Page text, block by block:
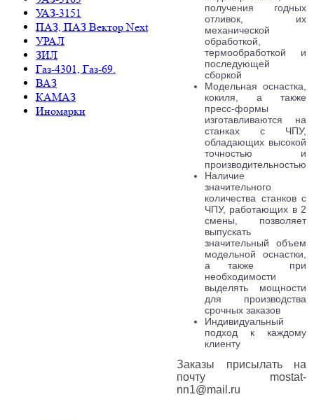
УАЗ-3151
ПАЗ, ПАЗ Вектор Next
УРАЛ
ЗИЛ
Газ-4301, Газ-69.
ВАЗ
КАМАЗ
Иномарки
получения годных
отливок, их
механической
обработкой,
термообработкой и
последующей
сборкой
Модельная оснастка,
кокиля, а также
пресс-формы
изготавливаются на
станках с ЧПУ,
обладающих высокой
точностью и
производительностью
Наличие
значительного
количества станков с
ЧПУ, работающих в 2
смены, позволяет
выпускать
значительный объем
модельной оснастки,
а также при
необходимости
выделять мощности
для производства
срочных заказов
Индивидуальный
подход к каждому
клиенту
Заказы присылать на
почту mostat-
nn1@mail.ru